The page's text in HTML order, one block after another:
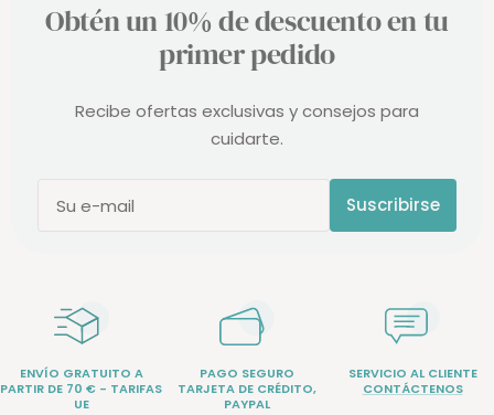
Obtén un 10% de descuento en tu
primer pedido
Recibe ofertas exclusivas y consejos para
cuidarte.
Su e-mail Suscribirse
ENVÍO GRATUITO A
PARTIR DE 70 € - TARIFAS
UE
PAGO SEGURO
TARJETA DE CRÉDITO,
PAYPAL
SERVICIO AL CLIENTE
CONTÁCTENOS